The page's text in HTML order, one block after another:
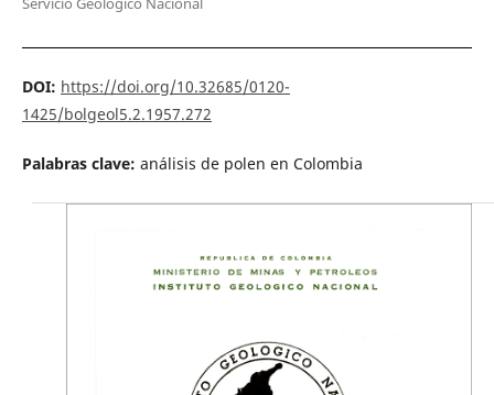
DOI: https://doi.org/10.32685/0120-
1425/bolgeol5.2.1957.272
Palabras clave: análisis de polen en Colombia